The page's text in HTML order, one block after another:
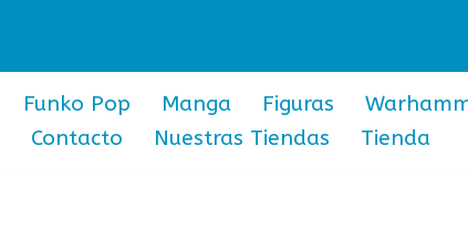
Funko Pop Manga Figuras
Contacto Nuestras Tiendas Tienda